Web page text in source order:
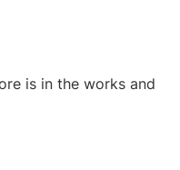
is in the works and